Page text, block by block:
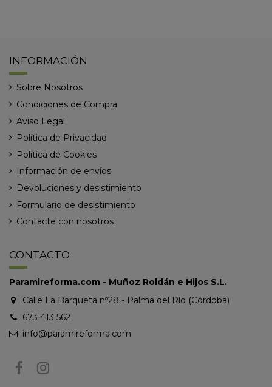
INFORMACIÓN
Sobre Nosotros
Condiciones de Compra
Aviso Legal
Política de Privacidad
Política de Cookies
Información de envíos
Devoluciones y desistimiento
Formulario de desistimiento
Contacte con nosotros
CONTACTO
Paramireforma.com - Muñoz Roldán e Hijos S.L.
Calle La Barqueta nº28 - Palma del Río (Córdoba)
673 413 562
info@paramireforma.com